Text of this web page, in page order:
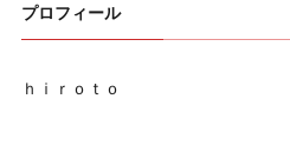
プロフィール
ｈｉｒｏｔｏ